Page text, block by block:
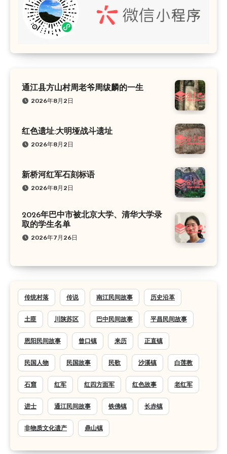
通江县方山村周老爷周绂麟的一生
2026年8月2日
红色遗址:大明垭战斗遗址
2026年8月2日
新桥河红军石刻标语
2026年8月2日
2026年巴中市被北京大学、清华大学录
取的学生名单
2026年7月26日
传统村落 传说 南江民间故事 历史沿革
土匪 川陕苏区 巴中民间故事 平昌民间故事
恩阳民间故事 曾口镇 来历 正直镇
民国人物 民国故事 民歌 沙溪镇 白莲教
石窟 红军 红四方面军 红色故事 老红军
进士 通江民间故事 铁佛镇 长赤镇
非物质文化遗产 鼎山镇